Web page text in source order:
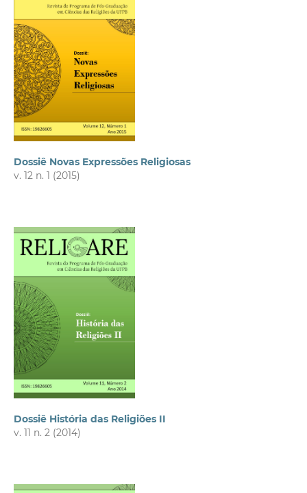
Dossiê Novas Expressões Religiosas
v. 12 n. 1 (2015)
Dossiê História das Religiões II
v. 11 n. 2 (2014)